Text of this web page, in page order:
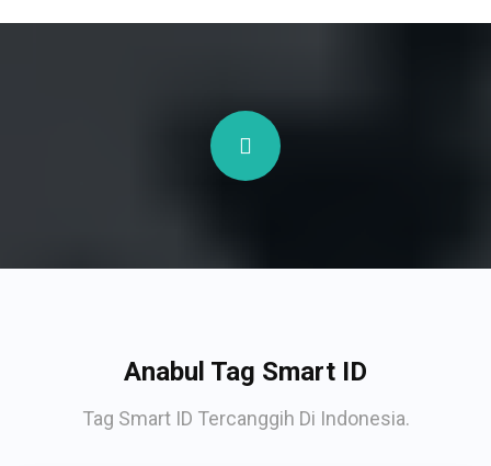
Anabul Tag Smart ID
Tag Smart ID Tercanggih Di Indonesia.